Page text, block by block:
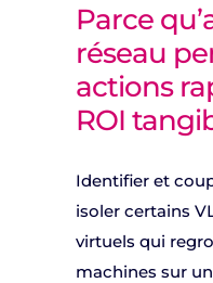
Parce
réseau
actions
ROI
Identifier et
isoler certains
virtuels qui
machines sur